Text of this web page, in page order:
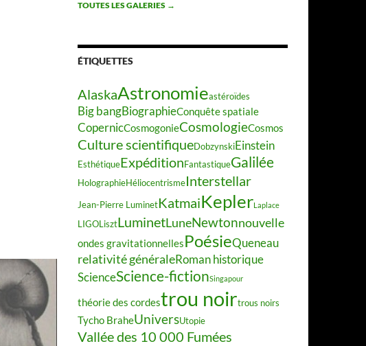
TOUTES LES GALERIES →
ÉTIQUETTES
AlaskaAstronomieastéroïdes
Big bangBiographieConquête spatiale
CopernicCosmogonieCosmologieCosmos
Culture scientifiqueDobzynskiEinstein
EsthétiqueExpéditionFantastiqueGalilée
HolographieHéliocentrismeInterstellar
Jean-Pierre LuminetKatmaiKeplerLaplace
LIGOLisztLuminetLuneNewtonnouvelle
ondes gravitationnellesPoésieQueneau
relativité généraleRoman historique
ScienceScience-fictionSingapour
théorie des cordestrou noirtrous noirs
Tycho BraheUniversUtopie
Vallée des 10 000 Fumées